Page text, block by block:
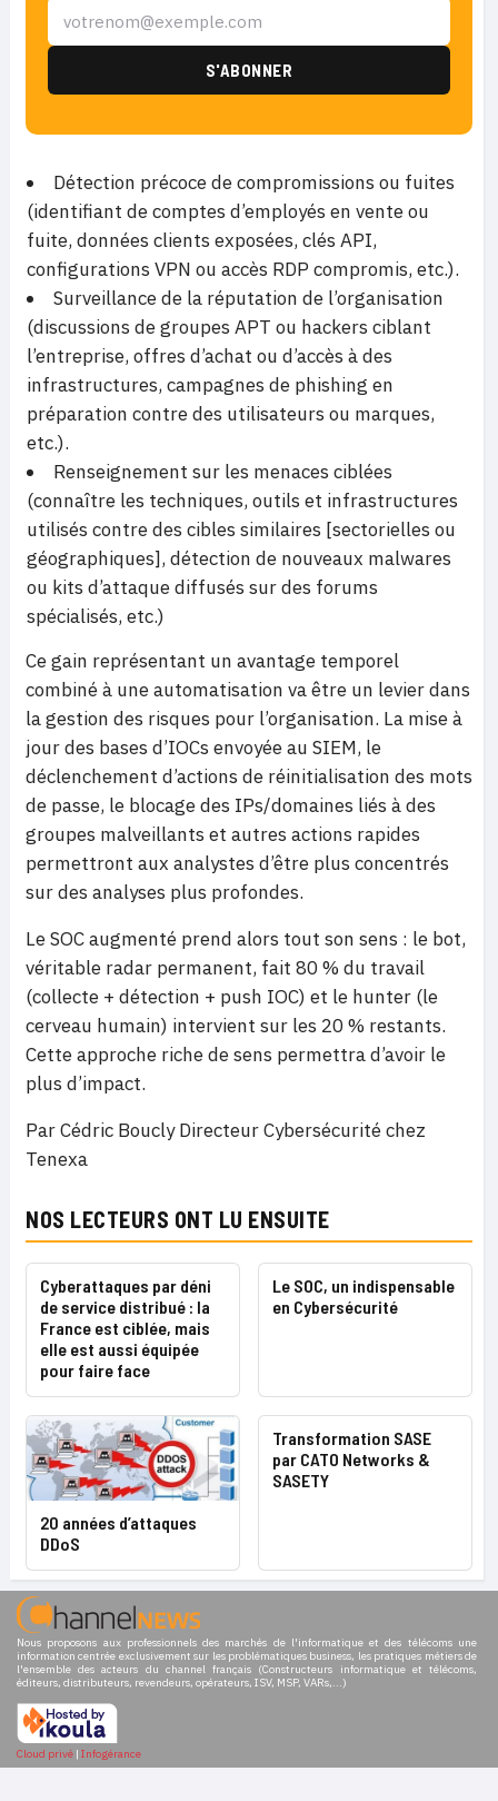
Détection précoce de compromissions ou fuites
(identifiant de comptes d’employés en vente ou
fuite, données clients exposées, clés API,
configurations VPN ou accès RDP compromis, etc.).
Surveillance de la réputation de l’organisation
(discussions de groupes APT ou hackers ciblant
l’entreprise, offres d’achat ou d’accès à des
infrastructures, campagnes de phishing en
préparation contre des utilisateurs ou marques,
etc.).
Renseignement sur les menaces ciblées
(connaître les techniques, outils et infrastructures
utilisés contre des cibles similaires [sectorielles ou
géographiques], détection de nouveaux malwares
ou kits d’attaque diffusés sur des forums
spécialisés, etc.)
Ce gain représentant un avantage temporel
combiné à une automatisation va être un levier dans
la gestion des risques pour l’organisation. La mise à
jour des bases d’IOCs envoyée au SIEM, le
déclenchement d’actions de réinitialisation des mots
de passe, le blocage des IPs/domaines liés à des
groupes malveillants et autres actions rapides
permettront aux analystes d’être plus concentrés
sur des analyses plus profondes.
Le SOC augmenté prend alors tout son sens : le bot,
véritable radar permanent, fait 80 % du travail
(collecte + détection + push IOC) et le hunter (le
cerveau humain) intervient sur les 20 % restants.
Cette approche riche de sens permettra d’avoir le
plus d’impact.
Par Cédric Boucly Directeur Cybersécurité chez
Tenexa
NOS LECTEURS ONT LU ENSUITE
Cyberattaques par déni
de service distribué : la
France est ciblée, mais
elle est aussi équipée
pour faire face
Le SOC, un indispensable
en Cybersécurité
20 années d’attaques
DDoS
Transformation SASE
par CATO Networks &
SASETY
Nous proposons aux professionnels des marchés de l'informatique et des télécoms une
information centrée exclusivement sur les problématiques business, les pratiques métiers de
l'ensemble des acteurs du channel français (Constructeurs informatique et télécoms,
éditeurs, distributeurs, revendeurs, opérateurs, ISV, MSP, VARs,...)
Cloud privé | Infogérance